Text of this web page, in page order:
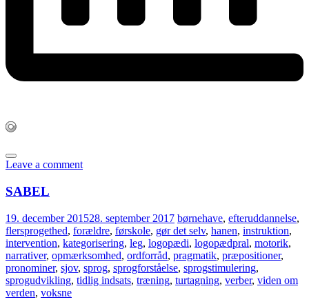
Leave a comment
SABEL
19. december 201528. september 2017 børnehave, efteruddannelse,
flersprogethed, forældre, førskole, gør det selv, hanen, instruktion,
intervention, kategorisering, leg, logopædi, logopædpral, motorik,
narrativer, opmærksomhed, ordforråd, pragmatik, præpositioner,
pronominer, sjov, sprog, sprogforståelse, sprogstimulering,
sprogudvikling, tidlig indsats, træning, turtagning, verber, viden om
verden, voksne